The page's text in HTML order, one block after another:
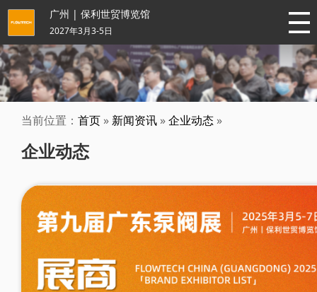
广州 | 保利世贸博览馆
2027年3月3-5日
当前位置： 首页 » 新闻资讯 »企业动态 »
企业动态